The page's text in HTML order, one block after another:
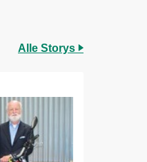
Alle Storys